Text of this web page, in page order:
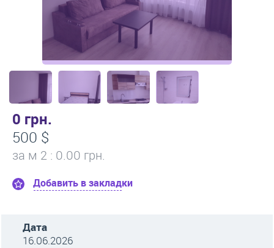
0 грн.
500 $
за м 2 : 0.00 грн.
Добавить в закладки
Дата
16.06.2026